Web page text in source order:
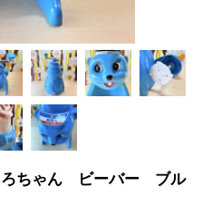
ろちゃん ビーバー ブル